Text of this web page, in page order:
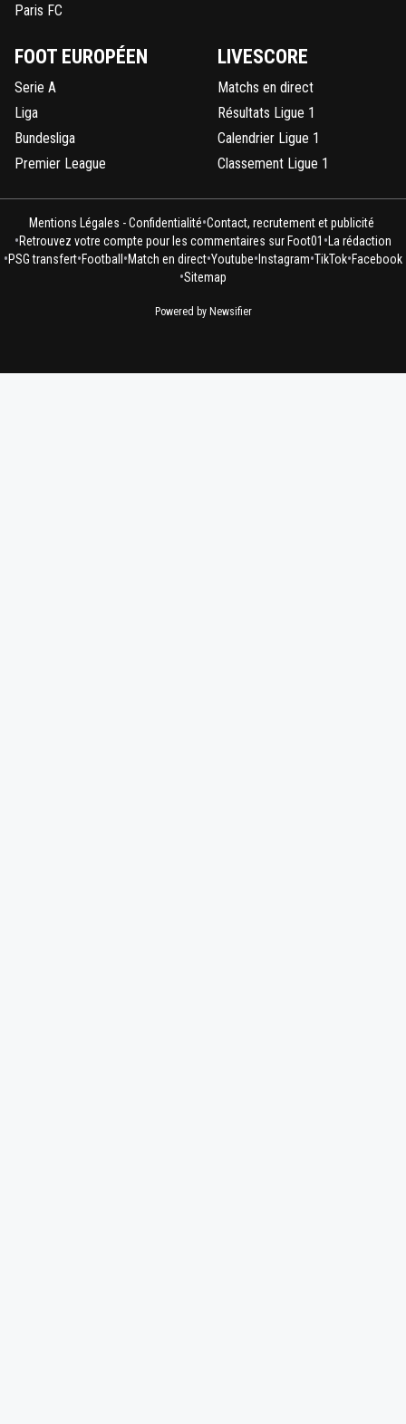
Paris FC
FOOT EUROPÉEN
Serie A
Liga
Bundesliga
Premier League
LIVESCORE
Matchs en direct
Résultats Ligue 1
Calendrier Ligue 1
Classement Ligue 1
Mentions Légales - Confidentialité•Contact, recrutement et publicité
•Retrouvez votre compte pour les commentaires sur Foot01 • La rédaction
•PSG transfert•Football •Match en direct•Youtube• Instagram•TikTok•Facebook
•Sitemap
Powered by Newsifier